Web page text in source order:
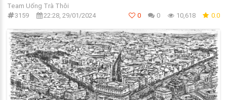
Team Uống Trà Thôi
3159
22:28, 29/01/2024 0 0 10,618 0.0